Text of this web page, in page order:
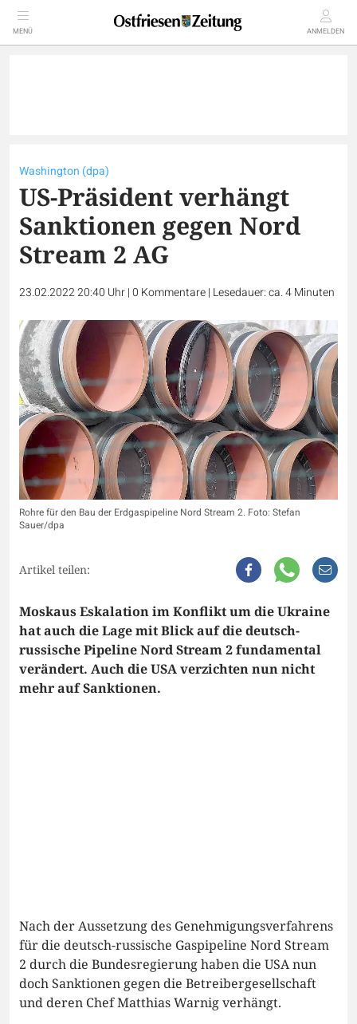
MENÜ ANMELDEN
Washington (dpa)
US-Präsident verhängt
Sanktionen gegen Nord
Stream 2 AG
23.02.2022 20:40 Uhr|0 Kommentare| Lesedauer: ca. 4 Minuten
Rohre für den Bau der Erdgaspipeline Nord Stream 2. Foto: Stefan
Sauer/dpa
Artikel teilen:
Moskaus Eskalation im Konflikt um die Ukraine
hat auch die Lage mit Blick auf die deutsch-
russische Pipeline Nord Stream 2 fundamental
verändert. Auch die USA verzichten nun nicht
mehr auf Sanktionen.
Nach der Aussetzung des Genehmigungsverfahrens
für die deutsch-russische Gaspipeline Nord Stream
2 durch die Bundesregierung haben die USA nun
doch Sanktionen gegen die Betreibergesellschaft
und deren Chef Matthias Warnig verhängt.